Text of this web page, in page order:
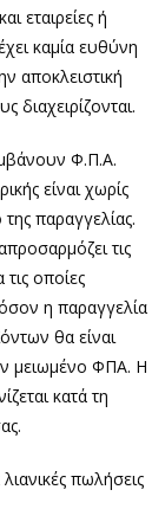
εταιρείες ή
καμία ευθύνη
αποκλειστική
διαχειρίζονται.
Φ.Π.Α.
είναι χωρίς
παραγγελίας.
τις
τις οποίες
η παραγγελία
θα είναι
μειωμένο ΦΠΑ. Η
κατά τη
πωλήσεις